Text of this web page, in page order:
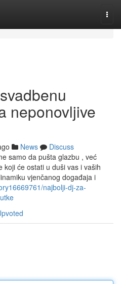
neponovljive
News
Discuss
samo da pušta glazbu , već
će ostati u duši vas i vaših
vjenčanog događaja i
najbolji-dj-za-